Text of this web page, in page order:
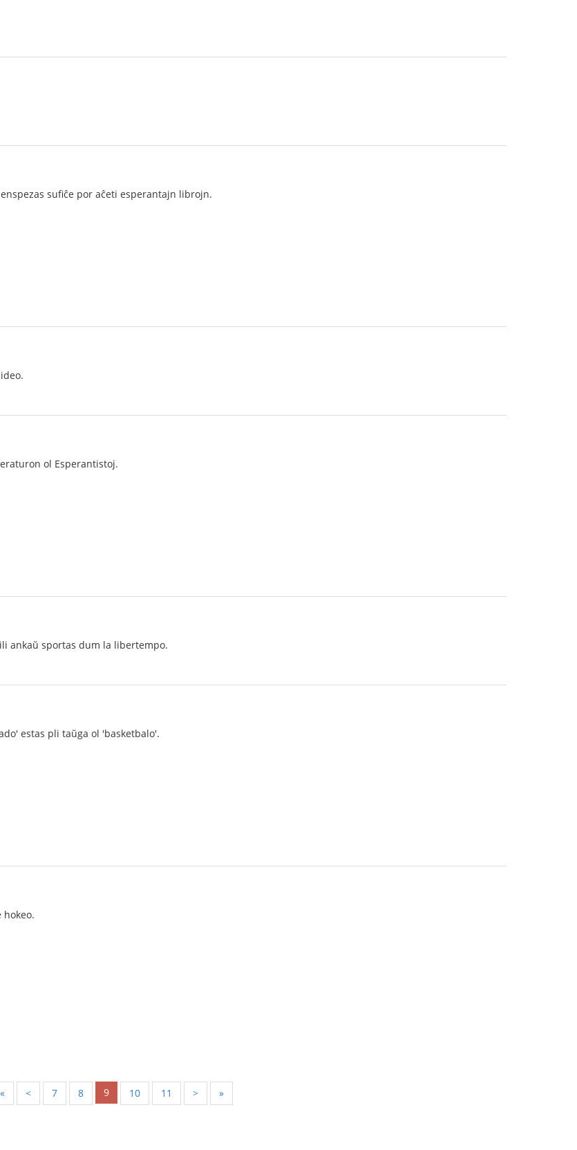
sufiĉe por aĉeti esperantajn librojn.
ol Esperantistoj.
ankaŭ sportas dum la libertempo.
estas pli taŭga ol 'basketbalo'.
hokeo.
« < 7 8 9 10 11 > »